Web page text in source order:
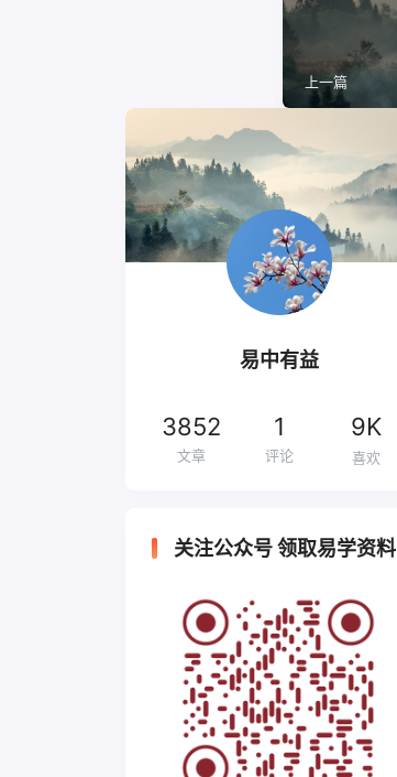
上一篇
易中有益
3852
文章
1
评论
9K
喜欢
关注公众号 领取易学资料